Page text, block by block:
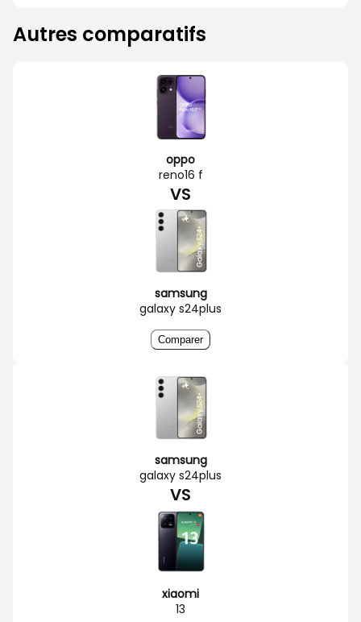
Autres comparatifs
oppo
reno16 f
VS
samsung
galaxy s24plus
Comparer
samsung
galaxy s24plus
VS
xiaomi
13